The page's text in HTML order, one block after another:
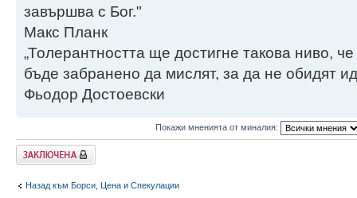
завършва с Бог."
Макс Планк
„Толерантността ще достигне такова ниво,
бъде забранено да мислят, за да не обидят
Фьодор Достоевски
Покажи мненията от миналия:
Заключена
Назад към Борси, Цена и Спекулации